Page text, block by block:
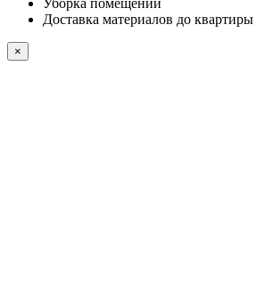
Уборка помещений
Доставка материалов до квартиры
×